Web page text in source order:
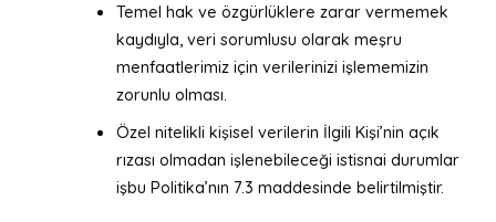
Temel hak ve özgürlüklere zarar vermemek
kaydıyla, veri sorumlusu olarak meşru
menfaatlerimiz için verilerinizi işlememizin
zorunlu olması.
Özel nitelikli kişisel verilerin İlgili Kişi’nin açık
rızası olmadan işlenebileceği istisnai durumlar
işbu Politika’nın 7.3 maddesinde belirtilmiştir.